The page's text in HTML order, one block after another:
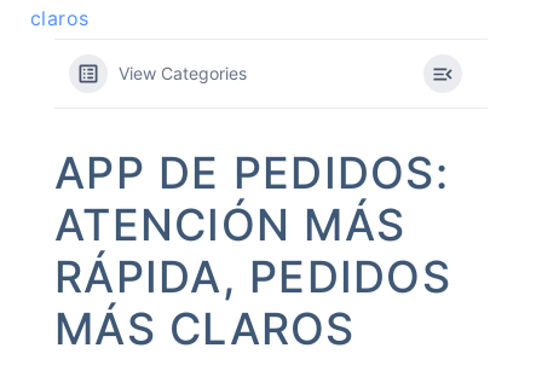
claros
View Categories
APP DE PEDIDOS:
ATENCIÓN MÁS
RÁPIDA, PEDIDOS
MÁS CLAROS